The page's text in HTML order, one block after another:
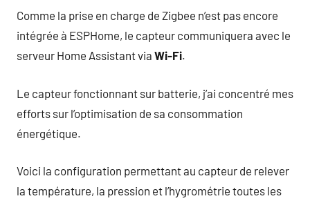
Comme la prise en charge de Zigbee n’est pas encore
intégrée à ESPHome, le capteur communiquera avec le
serveur Home Assistant via Wi-Fi.
Le capteur fonctionnant sur batterie, j’ai concentré mes
efforts sur l’optimisation de sa consommation
énergétique.
Voici la configuration permettant au capteur de relever
la température, la pression et l’hygrométrie toutes les